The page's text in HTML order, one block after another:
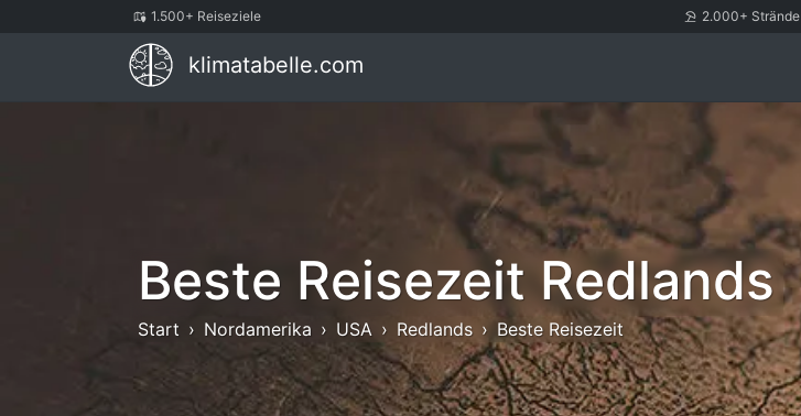
1.500+ Reiseziele 2.000+ Strände
klimatabelle.com
Beste Reisezeit Redlands
Start Nordamerika USA Redlands Beste Reisezeit